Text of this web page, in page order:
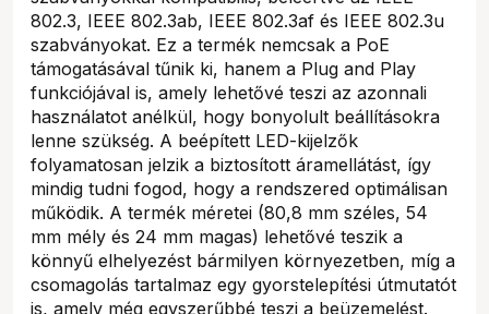
802.3, IEEE 802.3ab, IEEE 802.3af és IEEE 802.3u
szabványokat. Ez a termék nemcsak a PoE
támogatásával tűnik ki, hanem a Plug and Play
funkciójával is, amely lehetővé teszi az azonnali
használatot anélkül, hogy bonyolult beállításokra
lenne szükség. A beépített LED-kijelzők
folyamatosan jelzik a biztosított áramellátást, így
mindig tudni fogod, hogy a rendszered optimálisan
működik. A termék méretei (80,8 mm széles, 54
mm mély és 24 mm magas) lehetővé teszik a
könnyű elhelyezést bármilyen környezetben, míg a
csomagolás tartalmaz egy gyorstelepítési útmutatót
is, amely még egyszerűbbé teszi a beüzemelést.